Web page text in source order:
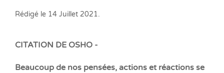
Rédigé le 14 Juillet 2021.
CITATION DE OSHO -
Beaucoup de nos pensées, actions et réactions se